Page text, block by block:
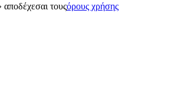
τουςόρους χρήσης